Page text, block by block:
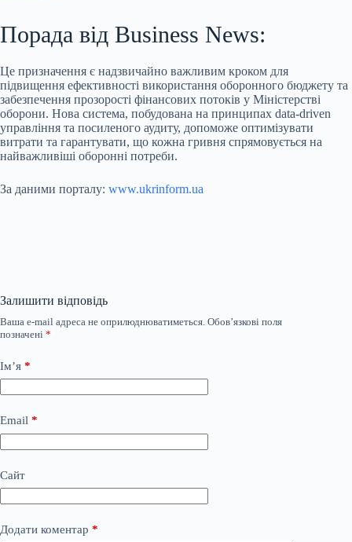
Порада від Business News:
Це призначення є надзвичайно важливим кроком для
підвищення ефективності використання оборонного бюджету та
забезпечення прозорості фінансових потоків у Міністерстві
оборони. Нова система, побудована на принципах data-driven
управління та посиленого аудиту, допоможе оптимізувати
витрати та гарантувати, що кожна гривня спрямовується на
найважливіші оборонні потреби.
За даними порталу: www.ukrinform.ua
Залишити відповідь
Ваша e-mail адреса не оприлюднюватиметься. Обов’язкові поля
позначені *
Ім’я *
Email *
Сайт
Додати коментар *